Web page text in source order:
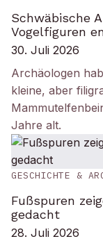
Schwäbische
Vogelfiguren
30. Juli 2026
Archäologen
kleine, aber
Jahre alt.
GESCHICHTE &
Fußspuren
gedacht
28. Juli 2026